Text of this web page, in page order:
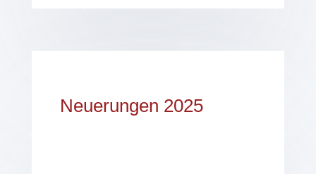
Neuerungen 2025